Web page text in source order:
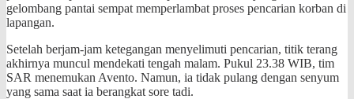
gelombang pantai sempat memperlambat proses pencarian korban di
lapangan.
Setelah berjam-jam ketegangan menyelimuti pencarian, titik terang
akhirnya muncul mendekati tengah malam. Pukul 23.38 WIB, tim
SAR menemukan Avento. Namun, ia tidak pulang dengan senyum
yang sama saat ia berangkat sore tadi.